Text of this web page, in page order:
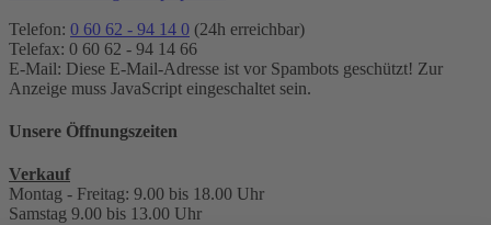
Telefon: 0 60 62 - 94 14 0 (24h erreichbar)
Telefax: 0 60 62 - 94 14 66
E-Mail: Diese E-Mail-Adresse ist vor Spambots geschützt! Zur
Anzeige muss JavaScript eingeschaltet sein.
Unsere Öffnungszeiten
Verkauf
Montag - Freitag: 9.00 bis 18.00 Uhr
Samstag 9.00 bis 13.00 Uhr